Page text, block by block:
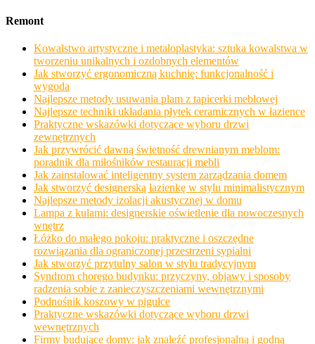
Remont
Kowalstwo artystyczne i metaloplastyka: sztuka kowalstwa w
tworzeniu unikalnych i ozdobnych elementów
Jak stworzyć ergonomiczną kuchnię: funkcjonalność i
wygoda
Najlepsze metody usuwania plam z tapicerki meblowej
Najlepsze techniki układania płytek ceramicznych w łazience
Praktyczne wskazówki dotyczące wyboru drzwi
zewnętrznych
Jak przywrócić dawną świetność drewnianym meblom:
poradnik dla miłośników restauracji mebli
Jak zainstalować inteligentny system zarządzania domem
Jak stworzyć designerską łazienkę w stylu minimalistycznym
Najlepsze metody izolacji akustycznej w domu
Lampa z kulami: designerskie oświetlenie dla nowoczesnych
wnętrz
Łóżko do małego pokoju: praktyczne i oszczędne
rozwiązania dla ograniczonej przestrzeni sypialni
Jak stworzyć przytulny salon w stylu tradycyjnym
Syndrom chorego budynku: przyczyny, objawy i sposoby
radzenia sobie z zanieczyszczeniami wewnętrznymi
Podnośnik koszowy w pigułce
Praktyczne wskazówki dotyczące wyboru drzwi
wewnętrznych
Firmy budujące domy: jak znaleźć profesjonalną i godną